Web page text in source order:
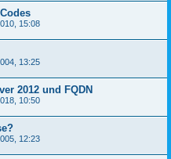
15:08
13:25
2012 und FQDN
10:50
12:23